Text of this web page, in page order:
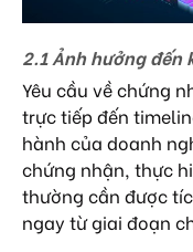
2.1 Ảnh hưởng đến
Yêu cầu về chứng
trực tiếp đến
hành của doanh
chứng nhận, thực
thường cần được
ngay từ giai đoạn